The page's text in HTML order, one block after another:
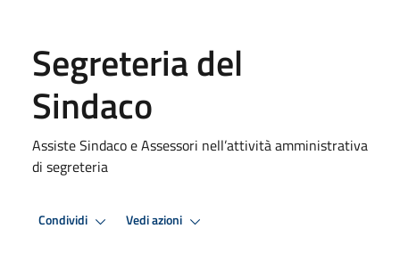
Segreteria del
Sindaco
Assiste Sindaco e Assessori nell’attività amministrativa
di segreteria
Condividi Vedi azioni